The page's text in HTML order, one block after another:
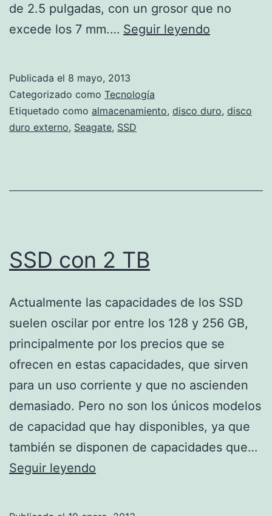
de 2.5 pulgadas, con un grosor que no
excede los 7 mm.… Seguir leyendo
Publicada el 8 mayo, 2013
Categorizado como Tecnología
Etiquetado como almacenamiento, disco duro, disco
duro externo, Seagate, SSD
SSD con 2 TB
Actualmente las capacidades de los SSD
suelen oscilar por entre los 128 y 256 GB,
principalmente por los precios que se
ofrecen en estas capacidades, que sirven
para un uso corriente y que no ascienden
demasiado. Pero no son los únicos modelos
de capacidad que hay disponibles, ya que
también se disponen de capacidades que…
Seguir leyendo